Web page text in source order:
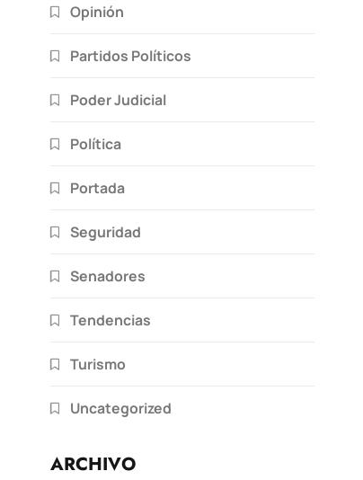
Opinión
Partidos Políticos
Poder Judicial
Política
Portada
Seguridad
Senadores
Tendencias
Turismo
Uncategorized
ARCHIVO